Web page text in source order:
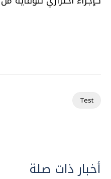
Test
أخبار ذات صلة